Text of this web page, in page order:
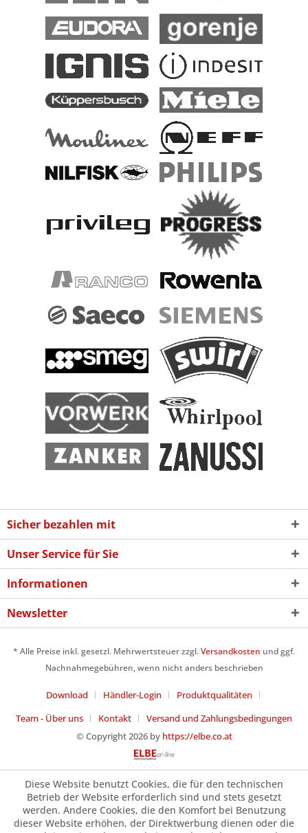
Sicher bezahlen mit
Unser Service für Sie
Informationen
Newsletter
* Alle Preise inkl. gesetzl. Mehrwertsteuer zzgl.Versandkosten und ggf.
Nachnahmegebühren, wenn nicht anders beschrieben
Download Händler-Login
Produktqualitäten
Team - Über uns
Kontakt
Versand und Zahlungsbedingungen
© Copyright 2026 by https://elbe.co.at
Diese Website benutzt Cookies, die für den technischen
Betrieb der Website erforderlich sind und stets gesetzt
werden. Andere Cookies, die den Komfort bei Benutzung
dieser Website erhöhen, der Direktwerbung dienen oder die